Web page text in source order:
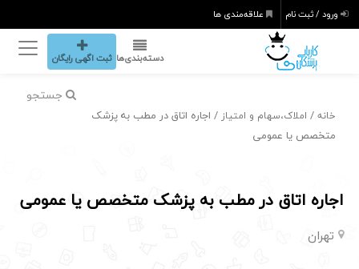
ورود / ثبت نام علاقه‌مندی ها
دسته‌بندی‌ها ثبت اگهی رایگان
جستجو
خانه / املاک،سهام و امتیاز / اجاره اتاق در مطب به پزشک
متخصص یا عمومی
اجاره اتاق در مطب به پزشک متخصص یا عمومی
تهران